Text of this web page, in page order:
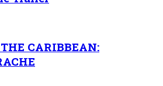
CARIBBEAN: